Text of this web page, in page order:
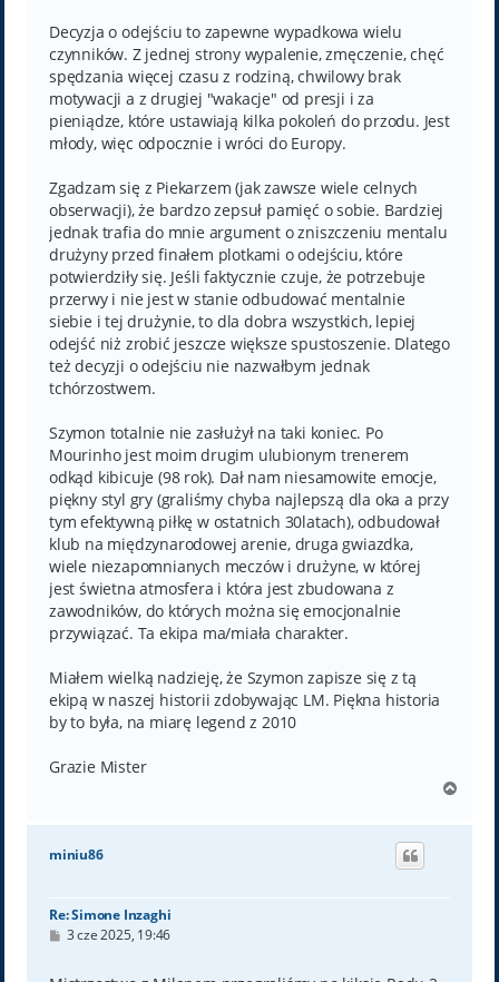
Decyzja o odejściu to zapewne wypadkowa wielu
czynników. Z jednej strony wypalenie, zmęczenie, chęć
spędzania więcej czasu z rodziną, chwilowy brak
motywacji a z drugiej "wakacje" od presji i za
pieniądze, które ustawiają kilka pokoleń do przodu. Jest
młody, więc odpocznie i wróci do Europy.
Zgadzam się z Piekarzem (jak zawsze wiele celnych
obserwacji), że bardzo zepsuł pamięć o sobie. Bardziej
jednak trafia do mnie argument o zniszczeniu mentalu
drużyny przed finałem plotkami o odejściu, które
potwierdziły się. Jeśli faktycznie czuje, że potrzebuje
przerwy i nie jest w stanie odbudować mentalnie
siebie i tej drużynie, to dla dobra wszystkich, lepiej
odejść niż zrobić jeszcze większe spustoszenie. Dlatego
też decyzji o odejściu nie nazwałbym jednak
tchórzostwem.
Szymon totalnie nie zasłużył na taki koniec. Po
Mourinho jest moim drugim ulubionym trenerem
odkąd kibicuje (98 rok). Dał nam niesamowite emocje,
piękny styl gry (graliśmy chyba najlepszą dla oka a przy
tym efektywną piłkę w ostatnich 30latach), odbudował
klub na międzynarodowej arenie, druga gwiazdka,
wiele niezapomnianych meczów i drużyne, w której
jest świetna atmosfera i która jest zbudowana z
zawodników, do których można się emocjonalnie
przywiązać. Ta ekipa ma/miała charakter.
Miałem wielką nadzieję, że Szymon zapisze się z tą
ekipą w naszej historii zdobywając LM. Piękna historia
by to była, na miarę legend z 2010
Grazie Mister
g
miniu86
Re: Simone Inzaghi
P3 cze 2025, 19:46